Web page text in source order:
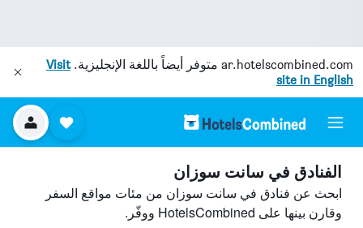
ar.hotelscombined.com متوفر أيضاً باللغة الإنجليزية.Visit
site in English
الفنادق في سانت سوزان
ابحث عن فنادق في سانت سوزان من مئات مواقع السفر
وقارن بينها على HotelsCombined ووفّر.